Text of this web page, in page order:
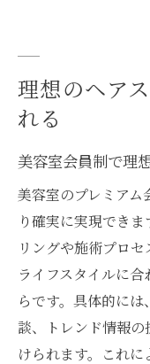
理想のヘア
れる
美容室会員制で理
美容室のプレミアム
り確実に実現でき
リングや施術プロ
ライフスタイルに
らです。具体的に
談、トレンド情報
けられます。これ